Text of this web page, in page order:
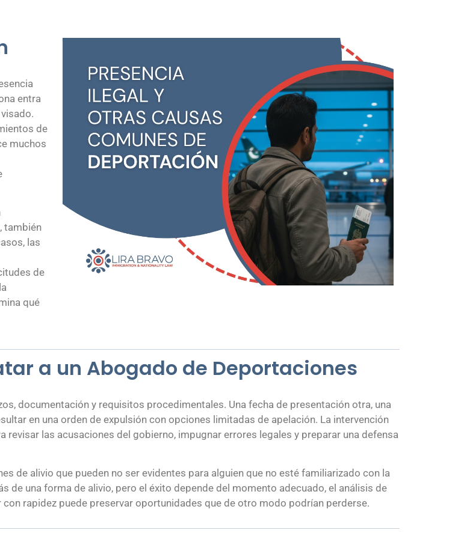
entra
de
muchos
también
las
de
qué
a un Abogado de Deportaciones
documentación y requisitos procedimentales. Una fecha de presentación otra, una
en una orden de expulsión con opciones limitadas de apelación. La intervención
las acusaciones del gobierno, impugnar errores legales y preparar una defensa
de alivio que pueden no ser evidentes para alguien que no esté familiarizado con la
de una forma de alivio, pero el éxito depende del momento adecuado, el análisis de
rapidez puede preservar oportunidades que de otro modo podrían perderse.